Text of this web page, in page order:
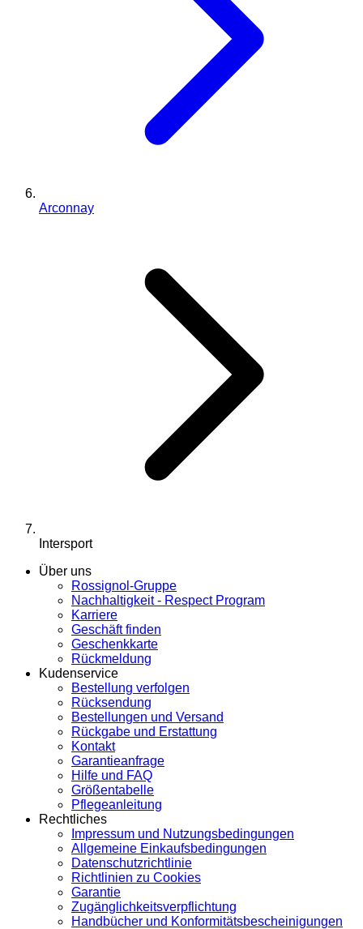
Arconnay
Intersport
Über uns
Rossignol-Gruppe
Nachhaltigkeit - Respect Program
Karriere
Geschäft finden
Geschenkkarte
Rückmeldung
Kudenservice
Bestellung verfolgen
Rücksendung
Bestellungen und Versand
Rückgabe und Erstattung
Kontakt
Garantieanfrage
Hilfe und FAQ
Größentabelle
Pflegeanleitung
Rechtliches
Impressum und Nutzungsbedingungen
Allgemeine Einkaufsbedingungen
Datenschutzrichtlinie
Richtlinien zu Cookies
Garantie
Zugänglichkeitsverpflichtung
Handbücher und Konformitätsbescheinigungen